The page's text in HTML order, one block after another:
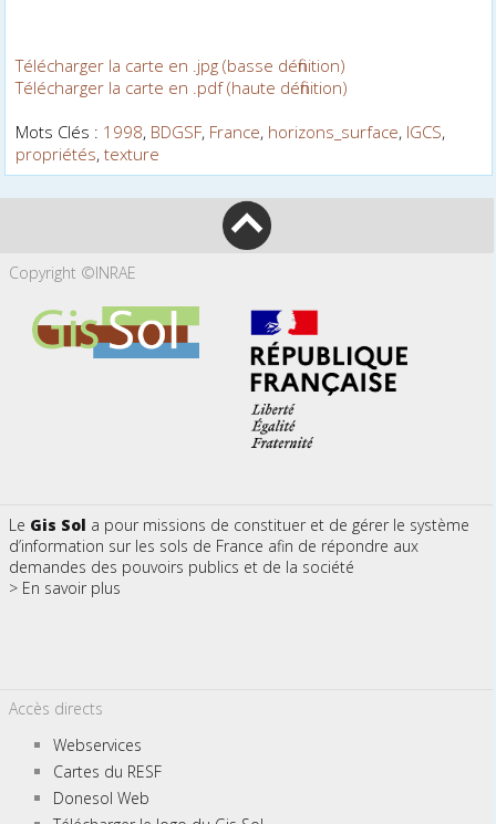
Télécharger la carte en .jpg (basse définition)
Télécharger la carte en .pdf (haute définition)
Mots Clés : 1998, BDGSF, France, horizons_surface, IGCS,
propriétés,texture
Copyright ©INRAE
Le Gis Sol a pour missions de constituer et de gérer le système
d’information sur les sols de France afin de répondre aux
demandes des pouvoirs publics et de la société
> En savoir plus
Accès directs
Webservices
Cartes du RESF
Donesol Web